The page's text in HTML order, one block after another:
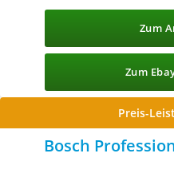
Zum
Zum
Preis-
Bosch